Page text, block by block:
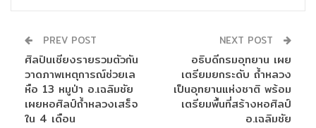
PREV POST
ศิลปินเชียงรายรวมตัวกัน
วาดภาพเหตุการณ์ช่วยเล
หือ 13 หมูป่า อ.เฉลิมชัย
เผยหอศิลป์ถ้ำหลวงเสร็จ
ใน 4 เดือน
NEXT POST
อธิบดีกรมอุทยาน เผย
เตรียมยกระดับ ถ้ำหลวง
เป็นอุทยานแห่งชาติ พร้อม
เตรียมพื้นที่สร้างหอศิลป์
อ.เฉลิมชัย